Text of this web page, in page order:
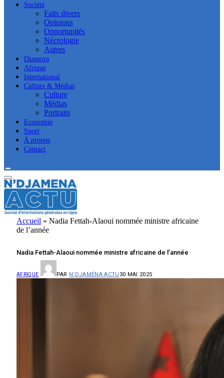
Société
Faits divers
Opinions
Opportunités
Nécrologie
Autres
Diaspora
Afrique
International
Culture & Médias
Culture
Médias
Portraits
Economie
Sport
À propos
Contact
Accueil » Nadia Fettah-Alaoui nommée ministre africaine
de l’année
Nadia Fettah-Alaoui nommée ministre africaine de l’année
AFRIQUE PAR N'DJAMÉNA ACTU 30 MAI 2025